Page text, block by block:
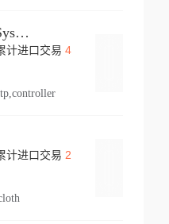
Duetto Intergrgrated Systems Inc.
计进口交易 4
计进口交易 2